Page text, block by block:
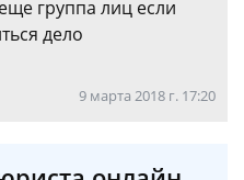
группа лиц если
дело
9 марта 2018 г. 17:20